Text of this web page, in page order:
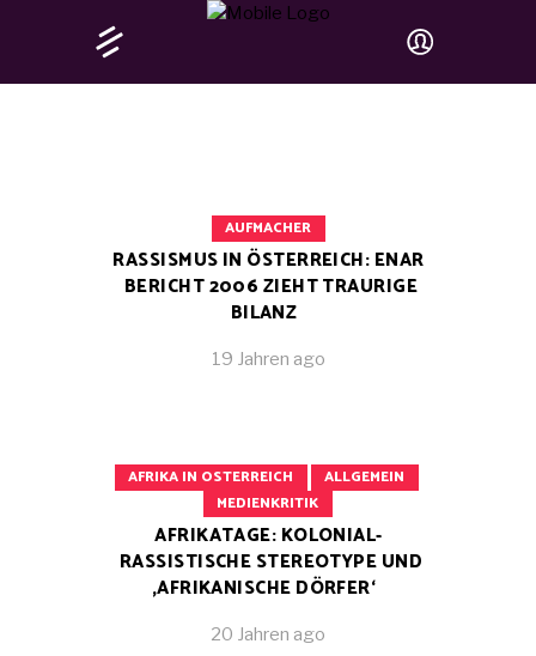
AUFMACHER
RASSISMUS IN ÖSTERREICH: ENAR
BERICHT 2006 ZIEHT TRAURIGE
BILANZ
19 Jahren ago
AFRIKA IN OSTERREICH
ALLGEMEIN
MEDIENKRITIK
AFRIKATAGE: KOLONIAL-
RASSISTISCHE STEREOTYPE UND
‚AFRIKANISCHE DÖRFER‘
20 Jahren ago